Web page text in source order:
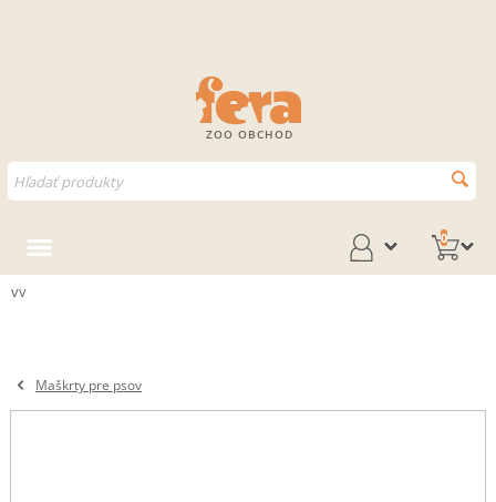
ZOO OBCHOD
0
vv
Maškrty pre psov